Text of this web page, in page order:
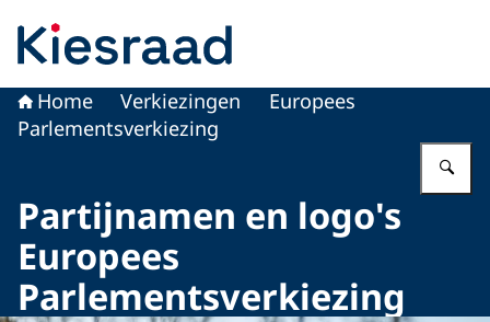
Home Verkiezingen
Europees
Parlementsverkiezing
Partijnamen en logo's
Europees
Parlementsverkiezing